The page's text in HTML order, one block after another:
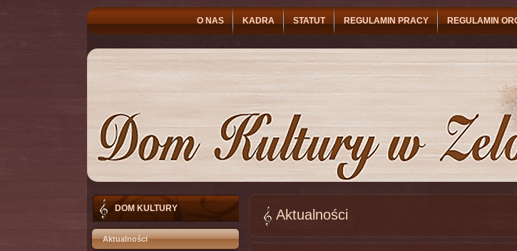
O NAS KADRA STATUT REGULAMIN PRACY REGULAMIN
DOM KULTURY
Aktualności
Aktualności